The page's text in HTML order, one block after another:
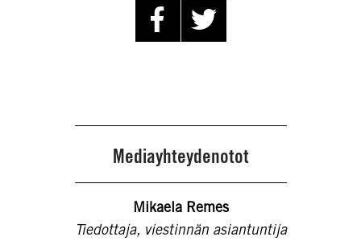
Mediayhteydenotot
Mikaela Remes
Tiedottaja, viestinnän asiantuntija